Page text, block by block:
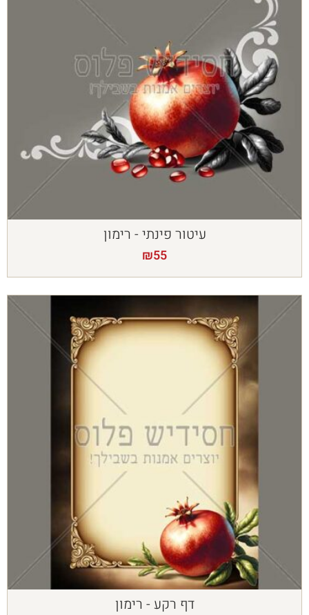
עיטור פינתי - רימון
₪55
דף רקע - רימון